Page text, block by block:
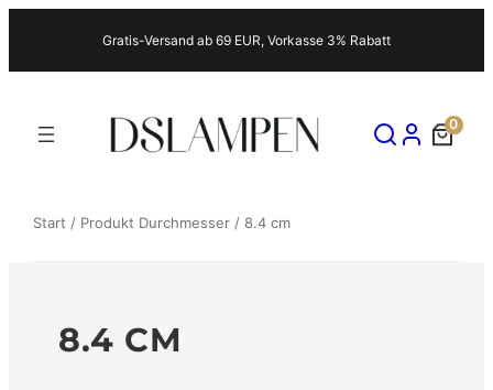
springen
Gratis-Versand ab 69 EUR, Vorkasse 3% Rabatt
0
Start / Produkt Durchmesser / 8.4 cm
8.4 CM